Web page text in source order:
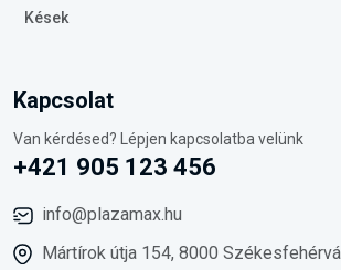
Kések
Kapcsolat
Van kérdésed? Lépjen kapcsolatba velünk
+421 905 123 456
info@plazamax.hu
Mártírok útja 154, 8000